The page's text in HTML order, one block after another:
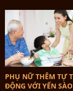
PHỤ NỮ THÊM TỰ
ĐỘNG VỚI YẾN SÀO